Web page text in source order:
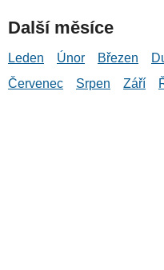
Další měsíce
Leden Únor Březen
Červenec
Srpen Září